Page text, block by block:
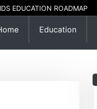
EDUCATION ROADMAP
Education